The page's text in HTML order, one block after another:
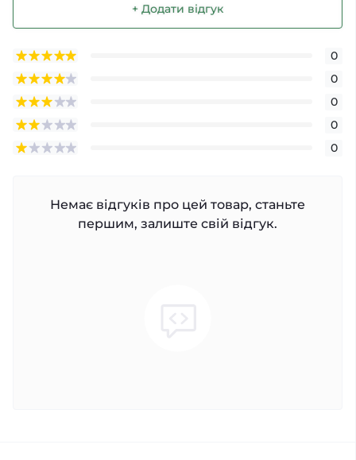
+ Додати відгук
0
0
0
0
0
Немає відгуків про цей товар, станьте
першим, залиште свій відгук.